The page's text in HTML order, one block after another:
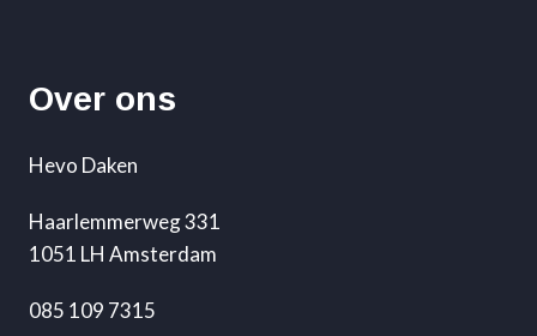
Over ons
Hevo Daken
Haarlemmerweg 331
1051 LH Amsterdam
085 109 7315